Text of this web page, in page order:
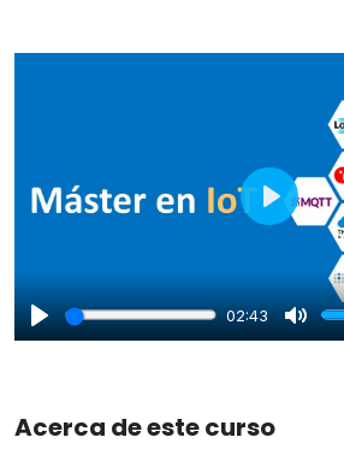
Play
02:43
Mute
Play
Acerca de este curso